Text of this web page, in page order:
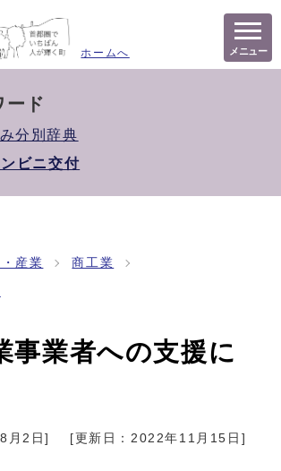
ホームへ メニュー
ード
分別辞典
ビニ交付
産業 商工業
事業者への支援に
月2日] [更新日：2022年11月15日 ]